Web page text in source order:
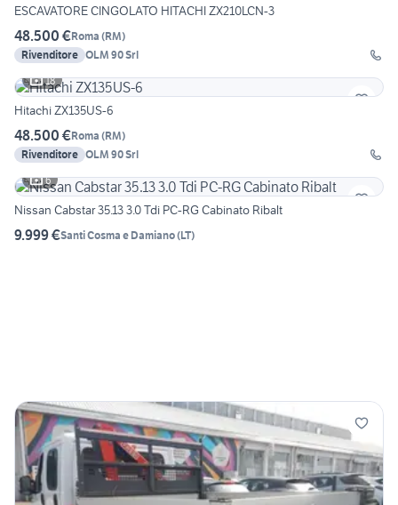
ESCAVATORE CINGOLATO HITACHI ZX210LCN-3
48.500 €Roma (RM)
Rivenditore OLM 90 Srl
18
Hitachi ZX135US-6
48.500 €Roma (RM)
Rivenditore OLM 90 Srl
6
Nissan Cabstar 35.13 3.0 Tdi PC-RG Cabinato Ribalt
9.999 €Santi Cosma e Damiano(LT)